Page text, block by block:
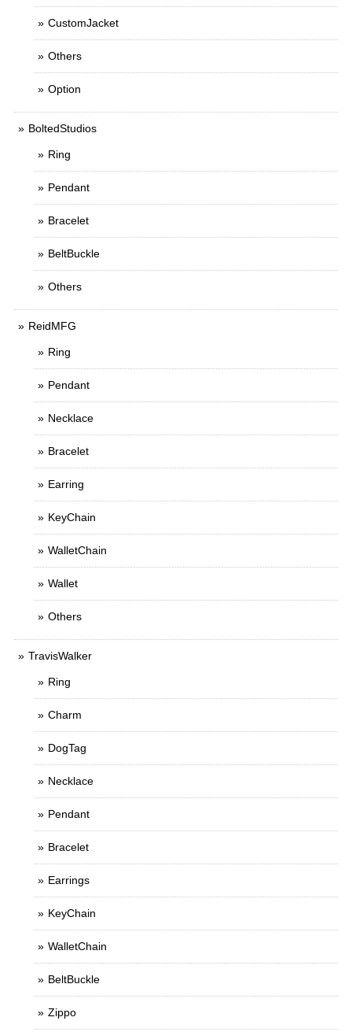
CustomJacket
Others
Option
BoltedStudios
Ring
Pendant
Bracelet
BeltBuckle
Others
ReidMFG
Ring
Pendant
Necklace
Bracelet
Earring
KeyChain
WalletChain
Wallet
Others
TravisWalker
Ring
Charm
DogTag
Necklace
Pendant
Bracelet
Earrings
KeyChain
WalletChain
BeltBuckle
Zippo